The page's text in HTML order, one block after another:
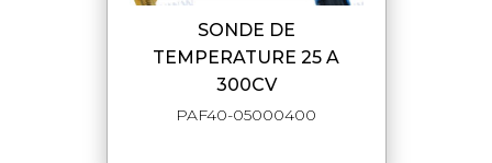
SONDE DE
TEMPERATURE 25 A
300CV
PAF40-05000400